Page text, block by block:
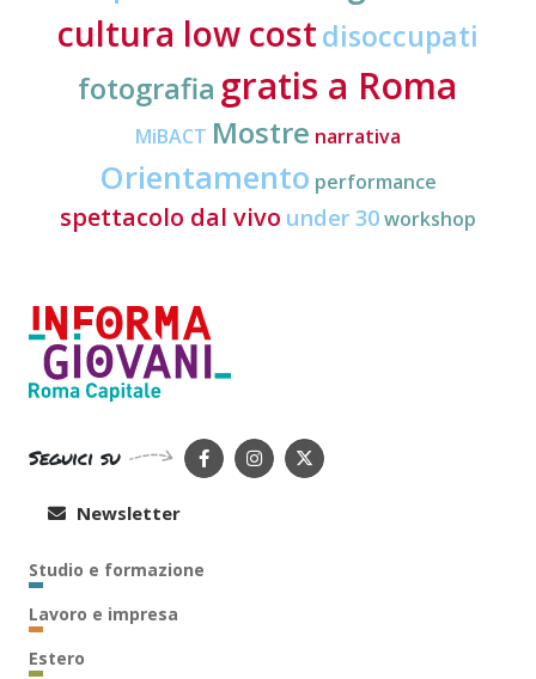
cultura low costdisoccupati
fotografia gratis a Roma
MiBACT Mostre narrativa
Orientamento performance
spettacolo dal vivo under 30workshop
Seguici su
Newsletter
Studio e formazione
Lavoro e impresa
Estero